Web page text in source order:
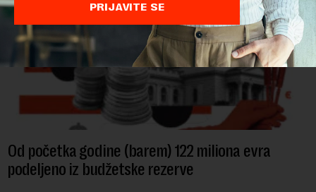
Od početka godine (barem) 122 miliona evra
podeljeno iz budžetske rezerve
PRIJAVITE SE